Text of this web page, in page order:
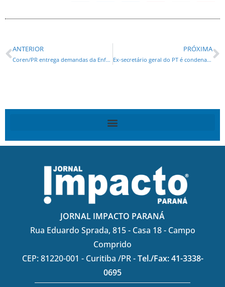
ANTERIOR
Coren/PR entrega demandas da Enfermagem a Ministro da Saúde
PRÓXIMA
Ex-secretário geral do PT é condenado na Lava Jato por corrupção passiva
JORNAL IMPACTO PARANÁ
Rua Eduardo Sprada, 815 - Casa 18 - Campo
Comprido
CEP: 81220-001 - Curitiba /PR -Tel./Fax: 41-3338-
0695